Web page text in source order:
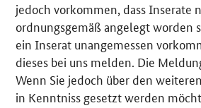
jedoch vorkommen, dass Inserate
ordnungsgemäß angelegt worden
ein Inserat unangemessen
dieses bei uns melden. Die
Wenn Sie jedoch über den
in Kenntniss gesetzt werden